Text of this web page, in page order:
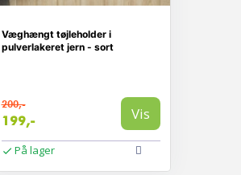
Væghængt tøjleholder i
pulverlakeret jern - sort
200,-
199,- Vis
På lager